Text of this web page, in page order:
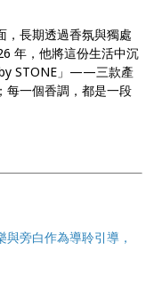
，長期透過香氛與獨處
年，他將這份生活中沉
by STONE」——三款產
每一個香調，都是一段
旁白作為導聆引導，